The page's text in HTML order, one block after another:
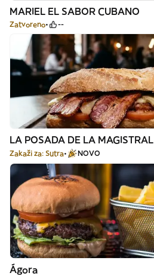
MARIEL EL SABOR CUBANO
Zatvoreno --
LA POSADA DE LA MAGISTRAL
Zakaži za: Sutra NOVO
Ágora